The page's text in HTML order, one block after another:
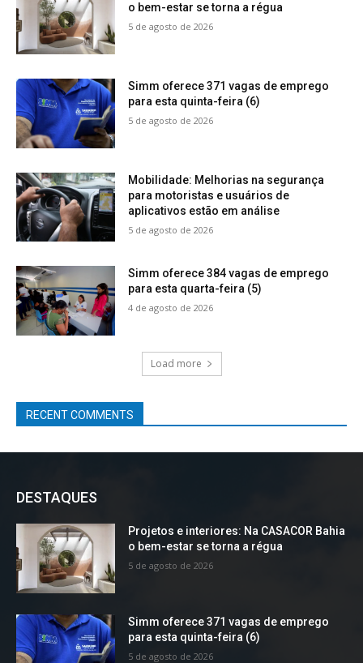
o bem-estar se torna a régua
5 de agosto de 2026
Simm oferece 371 vagas de emprego
para esta quinta-feira (6)
5 de agosto de 2026
Mobilidade: Melhorias na segurança
para motoristas e usuários de
aplicativos estão em análise
5 de agosto de 2026
Simm oferece 384 vagas de emprego
para esta quarta-feira (5)
4 de agosto de 2026
Load more
RECENT COMMENTS
DESTAQUES
Projetos e interiores: Na CASACOR Bahia
o bem-estar se torna a régua
5 de agosto de 2026
Simm oferece 371 vagas de emprego
para esta quinta-feira (6)
5 de agosto de 2026